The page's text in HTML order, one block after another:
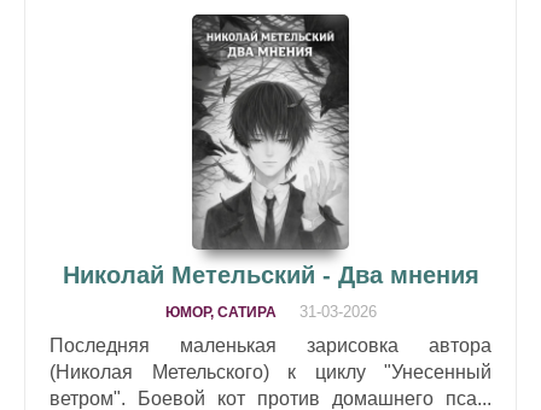
Николай Метельский - Два мнения
ЮМОР, САТИРА 31-03-2026
Последняя маленькая зарисовка автора
(Николая Метельского) к циклу "Унесенный
ветром". Боевой кот против домашнего пса...